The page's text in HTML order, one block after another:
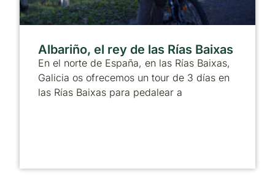
Albariño, el rey de las Rías Baixas
En el norte de España, en las Rías Baixas,
Galicia os ofrecemos un tour de 3 días en
las Rías Baixas para pedalear a